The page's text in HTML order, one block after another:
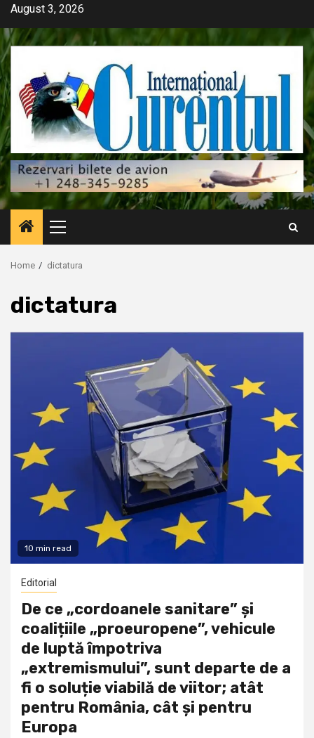
Skip
content
August 3, 2026
Primary
Menu
Home dictatura
dictatura
10 min read
Editorial
De ce „cordoanele sanitare” și
coalițiile „proeuropene”, vehicule
de luptă împotriva
„extremismului”, sunt departe de a
fi o soluție viabilă de viitor; atât
pentru România, cât și pentru
Europa